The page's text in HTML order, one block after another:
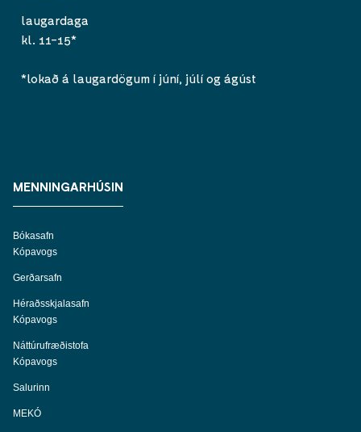
laugardaga
kl. 11-15*
*lokað á laugardögum í júní, júlí og ágúst
MENNINGARHÚSIN
Bókasafn
Kópavogs
Gerðarsafn
Héraðsskjalasafn
Kópavogs
Náttúrufræðistofa
Kópavogs
Salurinn
MEKÓ